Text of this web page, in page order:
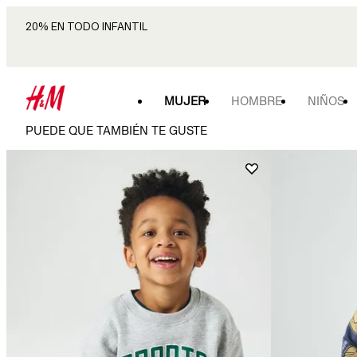
20% EN TODO INFANTIL
MUJER HOMBRE NIÑOS
PUEDE QUE TAMBIÉN TE GUSTE